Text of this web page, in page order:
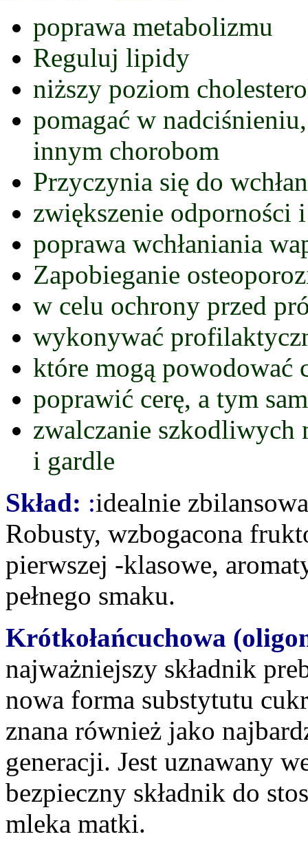
poprawa metabolizmu
Reguluj lipidy
niższy poziom
pomagać w
innym chorobom
Przyczynia się do
zwiększenie odporności
poprawa wchłaniania
Zapobieganie
w celu ochrony przed
wykonywać
które mogą powodować
poprawić cerę, a tym
zwalczanie szkodliwych
i gardle
Skład: :idealnie
Robusty, wzbogacona
pierwszej -klasowe,
pełnego smaku.
Krótkołańcuchowa
najważniejszy składnik
nowa forma substytutu
znana również jako
generacji. Jest uznawany
bezpieczny składnik do
mleka matki.